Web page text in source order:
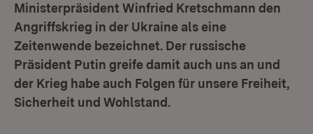
Ministerpräsident Winfried Kretschmann den
Angriffskrieg in der Ukraine als eine
Zeitenwende bezeichnet. Der russische
Präsident Putin greife damit auch uns an und
der Krieg habe auch Folgen für unsere Freiheit,
Sicherheit und Wohlstand.